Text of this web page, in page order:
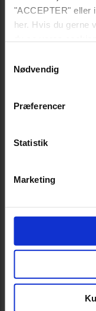
"ACCEPTER" eller
her. Hvis du gerne
Nødvendig
Præferencer
Statistik
Marketing
IQ Bridge ZB